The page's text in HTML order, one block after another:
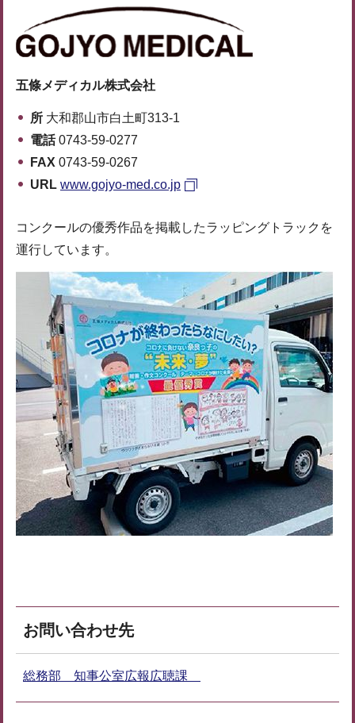
五條メディカル株式会社
所 大和郡山市白土町313-1
電話0743-59-0277
FAX 0743-59-0267
URL www.gojyo-med.co.jp
コンクールの優秀作品を掲載したラッピングトラックを
運行しています。
お問い合わせ先
総務部 知事公室広報広聴課